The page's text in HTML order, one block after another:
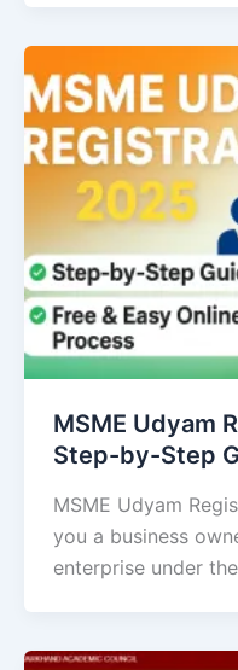
MSME Udyam
Step-by-Step
MSME Udyam
you a business
enterprise under